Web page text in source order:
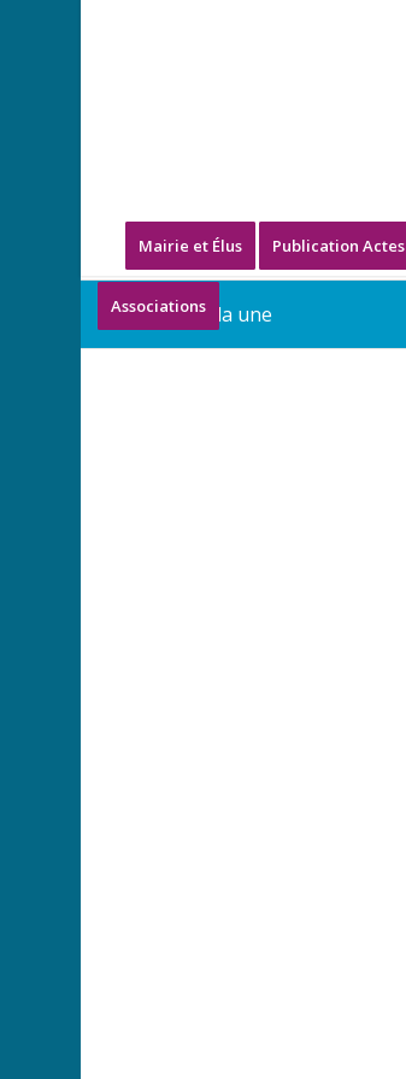
Mairie et Élus Publication Actes
Associations
Blog - A la une